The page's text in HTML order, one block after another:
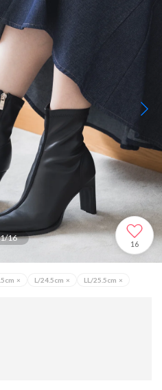
1/16
16
× L/24.5cm × LL/25.5cm ×